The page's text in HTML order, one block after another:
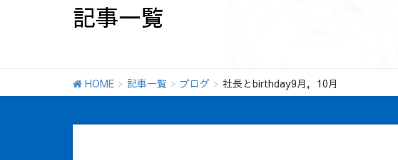
記事一覧
HOME 記事一覧 ブログ 社長とbirthday9月，10月